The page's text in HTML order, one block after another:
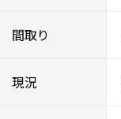
間取り
現況